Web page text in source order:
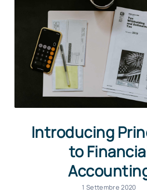
Introducing
to
1 Settembre 2020